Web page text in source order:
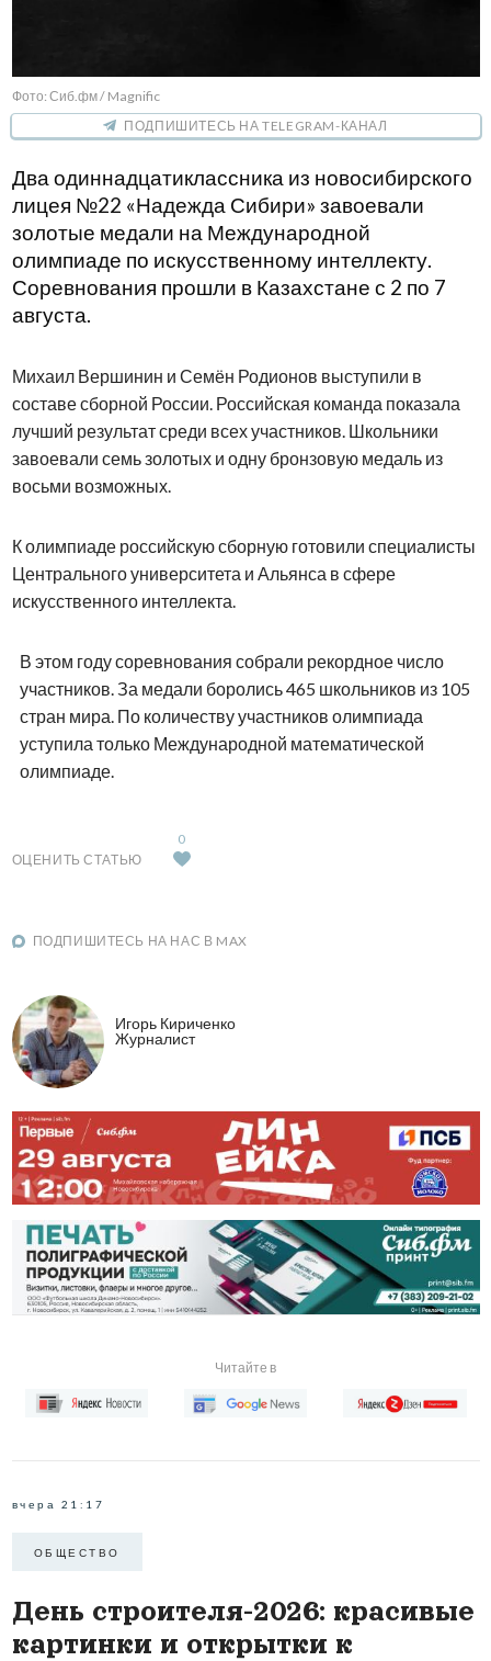
Фото: Сиб.фм / Magnific
ПОДПИШИТЕСЬ НА TELEGRAM-КАНАЛ
Два одиннадцатиклассника из новосибирского
лицея №22 «Надежда Сибири» завоевали
золотые медали на Международной
олимпиаде по искусственному интеллекту.
Соревнования прошли в Казахстане с 2 по 7
августа.
Михаил Вершинин и Семён Родионов выступили в
составе сборной России. Российская команда показала
лучший результат среди всех участников. Школьники
завоевали семь золотых и одну бронзовую медаль из
восьми возможных.
К олимпиаде российскую сборную готовили специалисты
Центрального университета и Альянса в сфере
искусственного интеллекта.
В этом году соревнования собрали рекордное число
участников. За медали боролись 465 школьников из 105
стран мира. По количеству участников олимпиада
уступила только Международной математической
олимпиаде.
ОЦЕНИТЬ СТАТЬЮ
0
ПОДПИШИТЕСЬ НА НАС В MAX
Игорь Кириченко
Журналист
Читайте в
вчера 21:17
ОБЩЕСТВО
День строителя-2026: красивые
картинки и открытки к